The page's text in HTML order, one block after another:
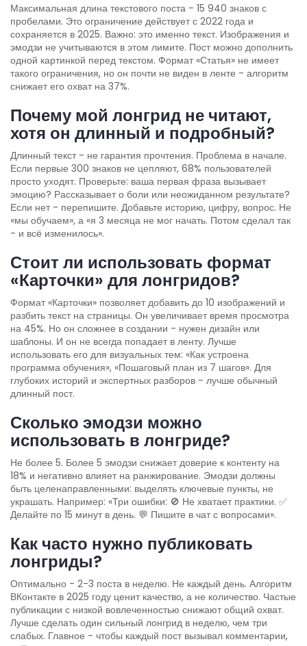
Максимальная длина текстового поста - 15 940 знаков с
пробелами. Это ограничение действует с 2022 года и
сохраняется в 2025. Важно: это именно текст. Изображения и
эмодзи не учитываются в этом лимите. Пост можно дополнить
одной картинкой перед текстом. Формат «Статья» не имеет
такого ограничения, но он почти не виден в ленте - алгоритм
снижает его охват на 37%.
Почему мой лонгрид не читают,
хотя он длинный и подробный?
Длинный текст - не гарантия прочтения. Проблема в начале.
Если первые 300 знаков не цепляют, 68% пользователей
просто уходят. Проверьте: ваша первая фраза вызывает
эмоцию? Рассказывает о боли или неожиданном результате?
Если нет - перепишите. Добавьте историю, цифру, вопрос. Не
«мы обучаем», а «я 3 месяца не мог начать. Потом сделал так
- и всё изменилось».
Стоит ли использовать формат
«Карточки» для лонгридов?
Формат «Карточки» позволяет добавить до 10 изображений и
разбить текст на страницы. Он увеличивает время просмотра
на 45%. Но он сложнее в создании - нужен дизайн или
шаблоны. И он не всегда попадает в ленту. Лучше
использовать его для визуальных тем: «Как устроена
программа обучения», «Пошаговый план из 7 шагов». Для
глубоких историй и экспертных разборов - лучше обычный
длинный пост.
Сколько эмодзи можно
использовать в лонгриде?
Не более 5. Более 5 эмодзи снижает доверие к контенту на
18% и негативно влияет на ранжирование. Эмодзи должны
быть целенаправленными: выделять ключевые пункты, не
украшать. Например: «Три ошибки: 🚫 Не хватает практики. ✅
Делайте по 15 минут в день. 💬 Пишите в чат с вопросами».
Как часто нужно публиковать
лонгриды?
Оптимально - 2-3 поста в неделю. Не каждый день. Алгоритм
ВКонтакте в 2025 году ценит качество, а не количество. Частые
публикации с низкой вовлеченностью снижают общий охват.
Лучше сделать один сильный лонгрид в неделю, чем три
слабых. Главное - чтобы каждый пост вызывал комментарии,